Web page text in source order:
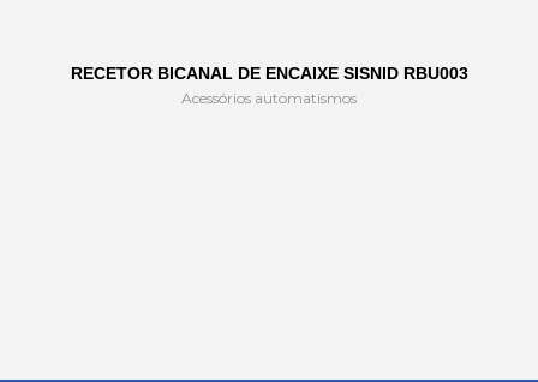
RECETOR BICANAL DE ENCAIXE SISNID RBU003
Acessórios automatismos